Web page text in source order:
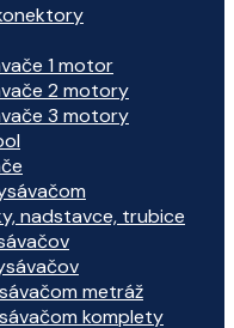
1 motor
2 motory
3 motory
nadstavce, trubice
metráž
komplety